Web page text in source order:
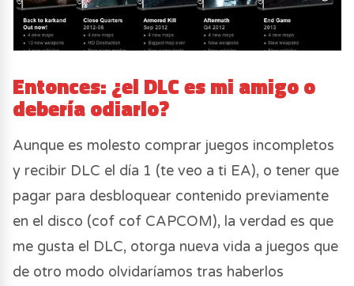
Entonces: ¿el DLC es mi amigo o
debería odiarlo?
Aunque es molesto comprar juegos incompletos
y recibir DLC el día 1 (te veo a ti EA), o tener que
pagar para desbloquear contenido previamente
en el disco (cof cof CAPCOM), la verdad es que
me gusta el DLC, otorga nueva vida a juegos que
de otro modo olvidaríamos tras haberlos